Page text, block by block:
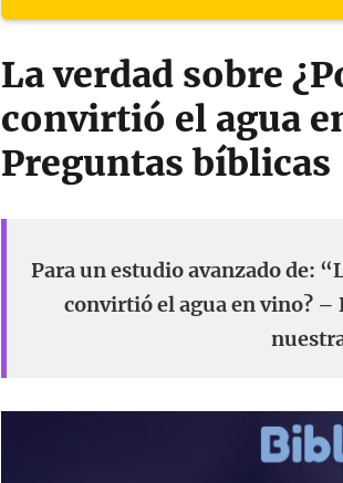
La verdad sobre
convirtió el agua
Preguntas bíblicas
Para un estudio avanzado de:
convirtió el agua en vino?